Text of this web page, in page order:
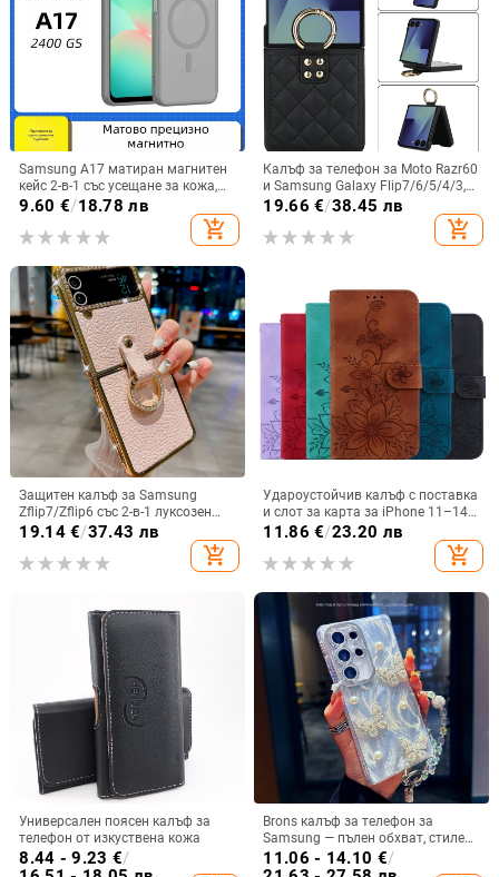
Samsung A17 матиран магнитен
кейс 2-в-1 със усещане за кожа,
удароустойчива обвивка от
червено, лилаво, синьо, черно
9.60 €/18.78 лв
add_shopping_cart
Калъф за телефон за Moto Razr60
и Samsung Galaxy Flip7/6/5/4/3,
сгъваем с пръстен, защита от
изпускане, минималистичен PU
кожен калъф, ръчна изработка
19.66 €/38.45 лв
add_shopping_cart
Защитен калъф за Samsung
Zflip7/Zflip6 със 2-в-1 луксозен
дизайн, изкуствена кожа и
19.14€/37.43 лв
add_shopping_cart
Удароустойчив калъф с поставка
и слот за карта за iPhone 11–14
Pro Max, изкуствена кожа,
11.86 €/23.20 лв
add_shopping_cart
Универсален поясен калъф за
телефон от изкуствена кожа
8.44 - 9.23 €/
Brons калъф за телефон за
Samsung — пълен обхват, стилен
и креативен дизайн, TPU
материал, удароустойчив
11.06 - 14.10 €/